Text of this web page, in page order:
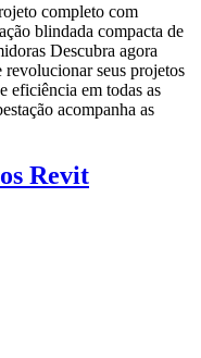
completo com
blindada compacta de
Descubra agora
seus projetos
eficiência em todas as
acompanha as
Revit